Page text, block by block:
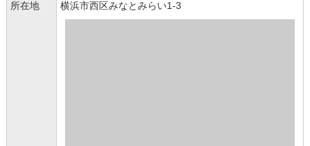
所在地
横浜市西区みなとみらい1-3